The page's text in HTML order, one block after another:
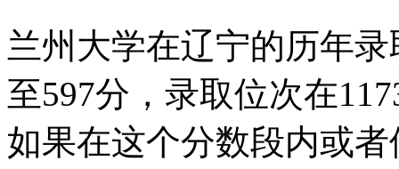
兰州大学在辽宁的历年
至597分，录取位次在
如果在这个分数段内或